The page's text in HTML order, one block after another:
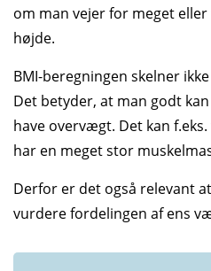
om man vejer for meget
højde.
BMI-beregningen skelner
Det betyder, at man godt
have over­vægt. Det kan
har en meget stor
Derfor er det også relevant
vurdere fordelingen af ens